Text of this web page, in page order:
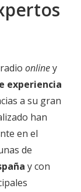
onliney
experiencia
a su gran
han
en el
de
y con